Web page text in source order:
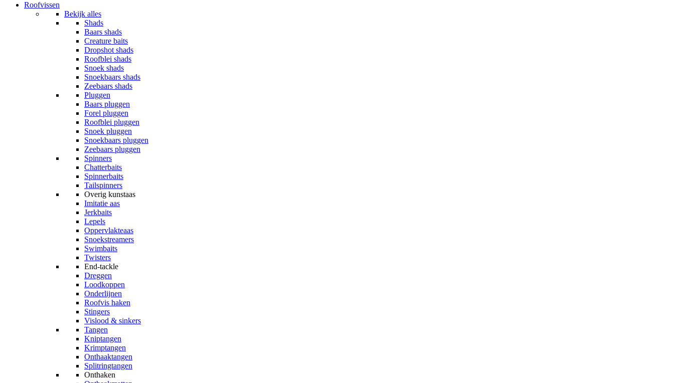
Roofvissen
Bekijk alles
Shads
Baars shads
Creature baits
Dropshot shads
Roofblei shads
Snoek shads
Snoekbaars shads
Zeebaars shads
Pluggen
Baars pluggen
Forel pluggen
Roofblei pluggen
Snoek pluggen
Snoekbaars pluggen
Zeebaars pluggen
Spinners
Chatterbaits
Spinnerbaits
Tailspinners
Overig kunstaas
Imitatie aas
Jerkbaits
Lepels
Oppervlakteaas
Snoekstreamers
Swimbaits
Twisters
End-tackle
Dreggen
Loodkoppen
Onderlijnen
Roofvis haken
Stingers
Vislood & sinkers
Tangen
Kniptangen
Krimptangen
Onthaaktangen
Splitringtangen
Onthaken